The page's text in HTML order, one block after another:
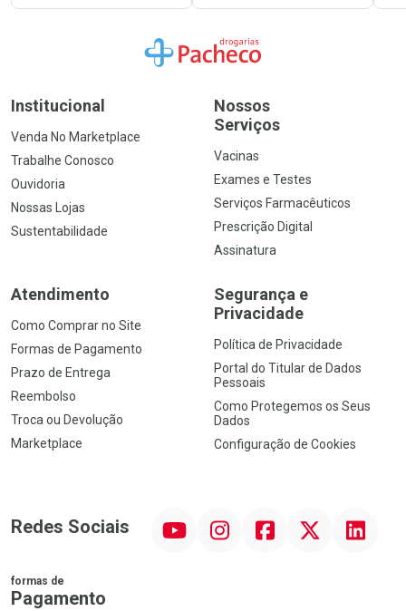
Ir para a Home
Institucional
Venda No Marketplace
Trabalhe Conosco
Ouvidoria
Nossas Lojas
Sustentabilidade
Nossos
Serviços
Vacinas
Exames e Testes
Serviços Farmacêuticos
Prescrição Digital
Assinatura
Atendimento
Como Comprar no Site
Formas de Pagamento
Prazo de Entrega
Reembolso
Troca ou Devolução
Marketplace
Segurança e
Privacidade
Política de Privacidade
Portal do Titular de Dados
Pessoais
Como Protegemos os Seus
Dados
Configuração de Cookies
Redes Sociais InstagramFacebook Linkedin
formas de
Pagamento